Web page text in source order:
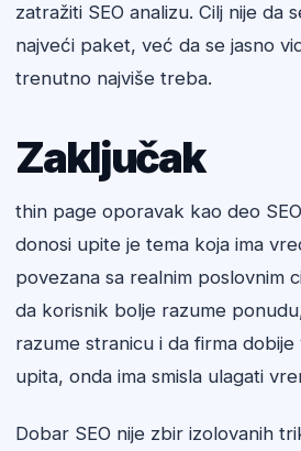
zatražiti SEO analizu. Cilj nije da
najveći paket, već da se jasno
trenutno najviše treba.
Zaključak
thin page oporavak kao deo
donosi upite je tema koja ima
povezana sa realnim poslovnim
da korisnik bolje razume
razume stranicu i da firma
upita, onda ima smisla ulagati
Dobar SEO nije zbir izolovanih